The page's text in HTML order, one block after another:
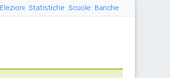
Elezioni Statistiche Scuole Banche